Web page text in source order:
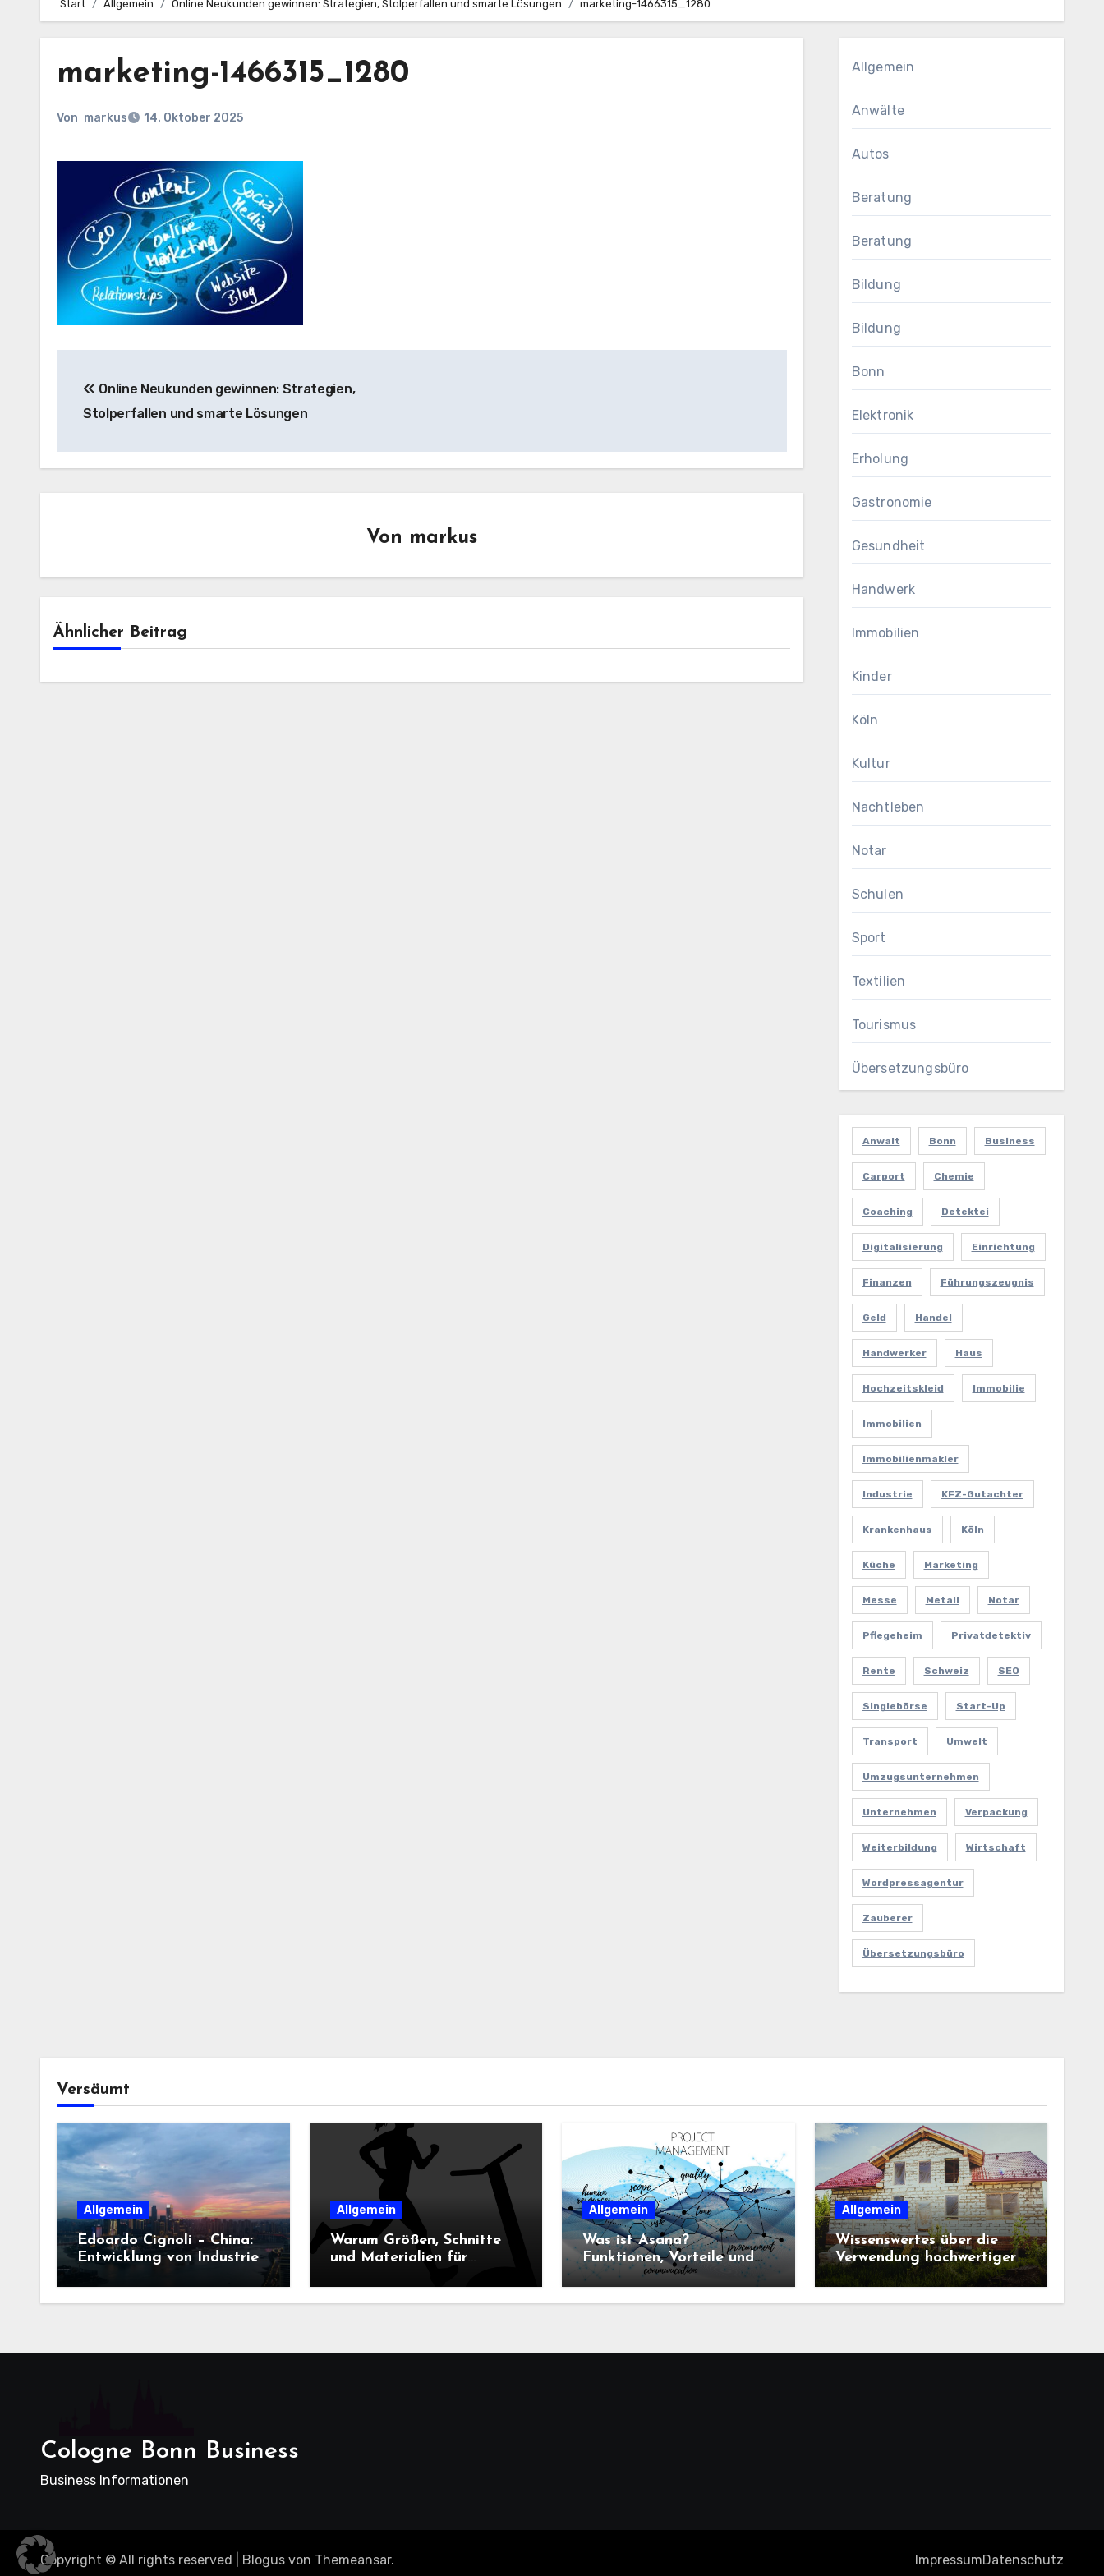
Start Allgemein Online Neukunden gewinnen: Strategien, Stolperfallen und smarte Lösungen marketing-1466315_1280
marketing-1466315_1280
Von markus 14. Oktober 2025
Online Neukunden gewinnen: Strategien,
Stolperfallen und smarte Lösungen
Von markus
Ähnlicher Beitrag
Allgemein
Anwälte
Autos
Beratung
Beratung
Bildung
Bildung
Bonn
Elektronik
Erholung
Gastronomie
Gesundheit
Handwerk
Immobilien
Kinder
Köln
Kultur
Nachtleben
Notar
Schulen
Sport
Textilien
Tourismus
Übersetzungsbüro
Anwalt Bonn Business
Carport Chemie
Coaching Detektei
Digitalisierung Einrichtung
Finanzen Führungszeugnis
Geld Handel
Handwerker Haus
Hochzeitskleid Immobilie
Immobilien
Immobilienmakler
Industrie KFZ-Gutachter
Krankenhaus Köln
Küche Marketing
Messe Metall Notar
Pflegeheim Privatdetektiv
Rente Schweiz SEO
Singlebörse Start-Up
Transport Umwelt
Umzugsunternehmen
Unternehmen Verpackung
Weiterbildung Wirtschaft
Wordpressagentur
Zauberer
Übersetzungsbüro
Versäumt
Allgemein
Edoardo Cignoli – China:
Entwicklung von Industrie,
Technologie
Allgemein
Warum Größen, Schnitte
und Materialien für
entscheidend sind
Allgemein
Was ist Asana?
Funktionen, Vorteile und
Einsatz im
Projektmanagement
Allgemein
Wissenswertes über die
Verwendung hochwertiger
Baustoffe im Haus und
beim Hausbau
Cologne Bonn Business
Business Informationen
Copyright © All rights reserved Blogus von Themeansar. ImpressumDatenschutz